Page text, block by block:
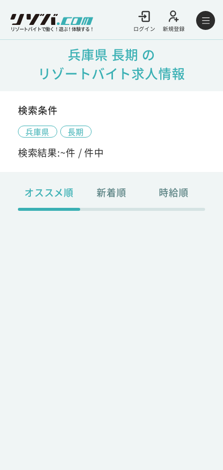
リゾートバイトで働く！遊ぶ！体験する！ ログイン 新規登録
兵庫県 長期 の
リゾートバイト求人情報
検索条件
兵庫県 長期
検索結果:~件 /件中
オススメ順 新着順 時給順